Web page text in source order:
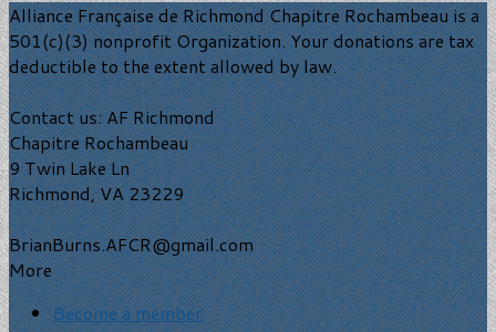
Alliance Française de Richmond Chapitre Rochambeau is a
501(c)(3) nonprofit Organization. Your donations are tax
deductible to the extent allowed by law.
Contact us: AF Richmond
Chapitre Rochambeau
9 Twin Lake Ln
Richmond, VA 23229
BrianBurns.AFCR@gmail.com
More
Become a member